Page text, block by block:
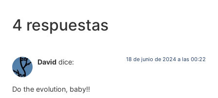
4 respuestas
David dice: 18 de junio de 2024 a las 00:22
Do the evolution, baby!!